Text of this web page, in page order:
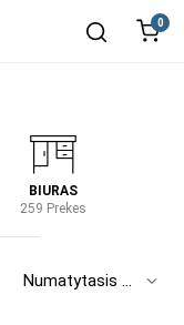
0
BIURAS
259 Prekes